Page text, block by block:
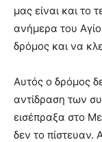
μας είναι και το
ανήμερα του
δρόμος και να
Αυτός ο δρόμος
αντίδραση των
εισέπραξα στο
δεν το πίστευαν.